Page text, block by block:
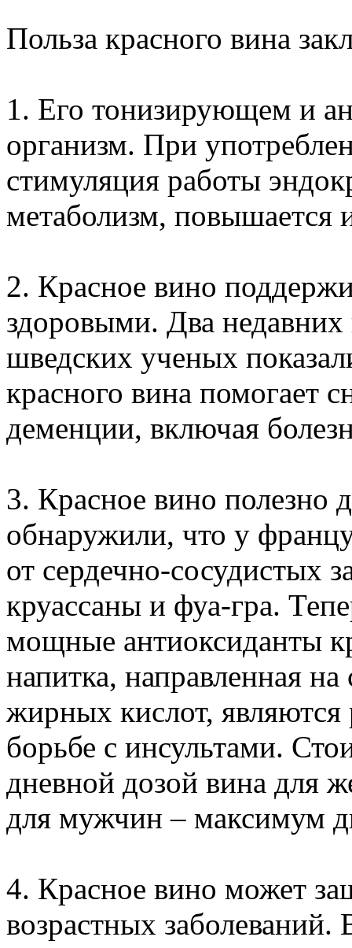
Польза красного вина
1. Его тонизирующем и
организм. При
стимуляция работы
метаболизм, повышается
2. Красное вино
здоровыми. Два недавних
шведских ученых
красного вина помогает
деменции, включая
3. Красное вино полезно
обнаружили, что у
от сердечно-сосудистых
круассаны и фуа-гра.
мощные антиоксиданты
напитка, направленная
жирных кислот,
борьбе с инсультами.
дневной дозой вина для
для мужчин – максимум
4. Красное вино может
возрастных заболеваний.